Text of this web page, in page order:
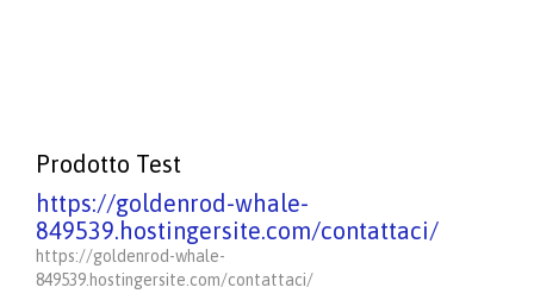
Prodotto Test
https://goldenrod-whale-
849539.hostingersite.com/contattaci/
https://goldenrod-whale-
849539.hostingersite.com/contattaci/